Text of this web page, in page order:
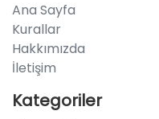
Ana Sayfa
Kurallar
Hakkımızda
İletişim
Kategoriler